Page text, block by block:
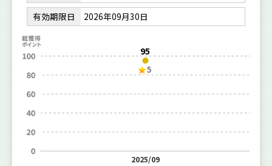
有効期限日
2026年09月30日
95
5
2025/09